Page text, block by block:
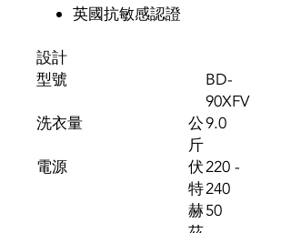
英國抗敏感認證
設計
型號
BD-
90XFV
洗衣量
公
斤
9.0
電源
伏
特
220 -
240
赫50